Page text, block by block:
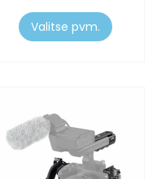
Valitse pvm.